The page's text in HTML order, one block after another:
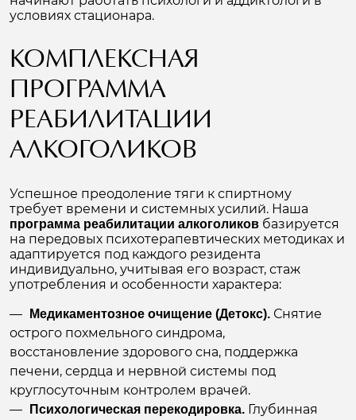
условиях стационара.
КОМПЛЕКСНАЯ
ПРОГРАММА
РЕАБИЛИТАЦИИ
АЛКОГОЛИКОВ
Успешное преодоление тяги к спиртному
требует времени и системных усилий. Наша
программа реабилитации алкоголиков базируется
на передовых психотерапевтических методиках и
адаптируется под каждого резидента
индивидуально, учитывая его возраст, стаж
употребления и особенности характера:
Медикаментозное очищение (Детокс). Снятие
острого похмельного синдрома,
восстановление здорового сна, поддержка
печени, сердца и нервной системы под
круглосуточным контролем врачей.
Психологическая перекодировка. Глубинная